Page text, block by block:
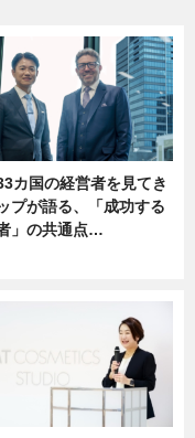
カ国の経営者を見てき
プが語る、「成功する
」の共通点…